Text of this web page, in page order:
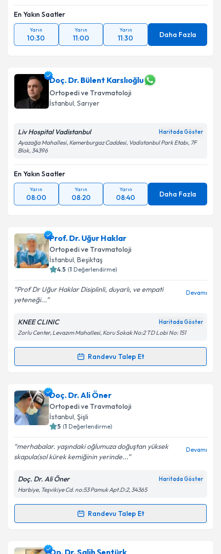
En Yakın Saatler
Yarın
10:30
Yarın
11:00
Yarın
11:30 Daha Fazla
Doç. Dr. Bülent Karslıoğlu
Ortopedi ve Travmatoloji
İstanbul, Sarıyer
Liv Hospital Vadistanbul Haritada Göster
Ayazağa Mahallesi, Kemerburgaz Caddesi, Vadistanbul Park Etabı, 7F
Blok, 34396
En Yakın Saatler
Yarın
08:00
Yarın
08:20
Yarın
08:40 Daha Fazla
Prof. Dr. Uğur Haklar
Ortopedi ve Travmatoloji
İstanbul, Beşiktaş
4.5 (1 Değerlendirme)
Prof Dr Uğur Haklar Disiplinli, duyarlı, ve empati
yeteneği...
Devamı
KNEE CLINIC Haritada Göster
Zorlu Center, Levazım Mahallesi, Koru Sokak No:2 TD Lobi No: 151
Randevu Talep Et
Randevu Takvimi Talebi
Prof. Dr. Uğur Haklariçin randevu takvimi talebi
oluşturun. Size bu uzmandan randevu almanız için bir
takvim hazırlandığında e-posta ile bilgilendireceğiz.
Kişisel verilerimin işlenmesine ilişkin
Aydınlatma
Metni'ni okudum ve kişisel verilerimin belirtilen
kapsamda işlenmesini kabul ediyorum.
Doç. Dr. Ali Öner
Ortopedi ve Travmatoloji
İstanbul, Şişli
5 (1 Değerlendirme)
merhabalar. yaşındaki oğlumuza doğuştan yüksek
skapula(sol kürek kemiğinin yerinde...
Devamı
Doç. Dr. Ali Öner Haritada Göster
Harbiye, Teşvikiye Cd. no:53 Pamuk Apt.D:2, 34365
Randevu Talep Et
Randevu Takvimi Talebi
Doç. Dr. Ali Öneriçin randevu takvimi talebi
Op. Dr. Salih Şentürk